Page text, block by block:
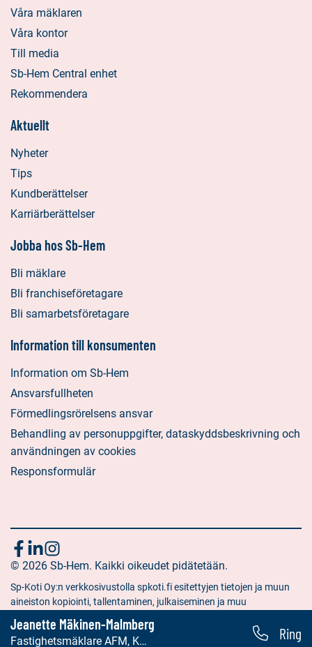
Jeanette Mäkinen-Malmberg
Fastighetsmäklare AFM, KED Ring
Våra mäklaren
Våra kontor
Till media
Sb-Hem Central enhet
Rekommendera
Aktuellt
Nyheter
Tips
Kundberättelser
Karriärberättelser
Jobba hos Sb-Hem
Bli mäklare
Bli franchiseföretagare
Bli samarbetsföretagare
Information till konsumenten
Information om Sb-Hem
Ansvarsfullheten
Förmedlingsrörelsens ansvar
Behandling av personuppgifter, dataskyddsbeskrivning och
användningen av cookies
Responsformulär
Följ
oss
Sociala
media:
facebook
Sociala
media:
linkedin
Sociala
media:
instagram
© 2026 Sb-Hem. Kaikki oikeudet pidätetään.
Sp-Koti Oy:n verkkosivustolla spkoti.fi esitettyjen tietojen ja muun
aineiston kopiointi, tallentaminen, julkaiseminen ja muu
ilman Sp-Koti Oy:n antamaa kirjallista lupaa.